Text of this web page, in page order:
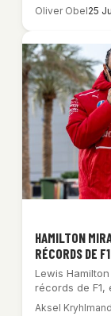
Oliver Obel25
HAMILTON
RÉCORDS DE
Lewis
récords de
Aksel Kryhlmand